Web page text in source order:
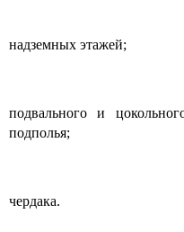
надземных этажей;
подвального и
подполья;
чердака.